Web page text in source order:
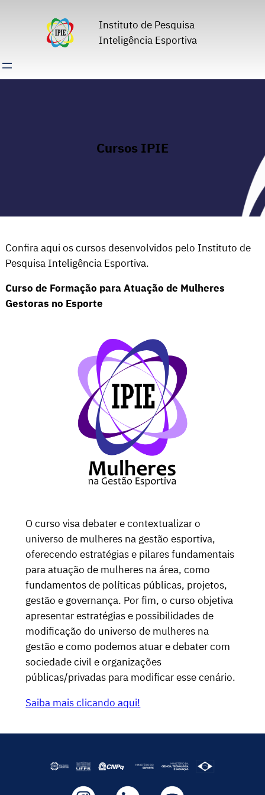
Instituto de Pesquisa
Inteligência Esportiva
Cursos IPIE
Confira aqui os cursos desenvolvidos pelo Instituto de
Pesquisa Inteligência Esportiva.
Curso de Formação para Atuação de Mulheres
Gestoras no Esporte
O curso visa debater e contextualizar o
universo de mulheres na gestão esportiva,
oferecendo estratégias e pilares fundamentais
para atuação de mulheres na área, como
fundamentos de políticas públicas, projetos,
gestão e governança. Por fim, o curso objetiva
apresentar estratégias e possibilidades de
modificação do universo de mulheres na
gestão e como podemos atuar e debater com
sociedade civil e organizações
públicas/privadas para modificar esse cenário.
Saiba mais clicando aqui!